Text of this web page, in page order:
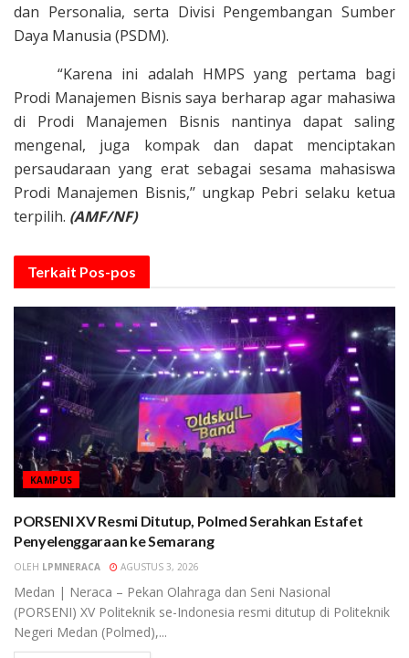
dan Personalia, serta Divisi Pengembangan Sumber
Daya Manusia (PSDM).
“Karena ini adalah HMPS yang pertama bagi
Prodi Manajemen Bisnis saya berharap agar mahasiwa
di Prodi Manajemen Bisnis nantinya dapat saling
mengenal, juga kompak dan dapat menciptakan
persaudaraan yang erat sebagai sesama mahasiswa
Prodi Manajemen Bisnis,’’ ungkap Pebri selaku ketua
terpilih. (AMF/NF)
Terkait Pos-pos
KAMPUS
PORSENI XV Resmi Ditutup, Polmed Serahkan Estafet
Penyelenggaraan ke Semarang
OLEH LPMNERACA AGUSTUS 3, 2026
Medan | Neraca – Pekan Olahraga dan Seni Nasional
(PORSENI) XV Politeknik se-Indonesia resmi ditutup di Politeknik
Negeri Medan (Polmed),...